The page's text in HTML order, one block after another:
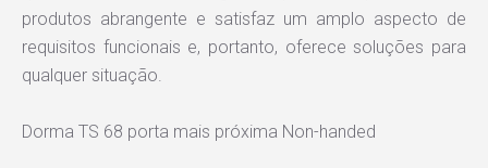
produtos abrangente e satisfaz um amplo aspecto de
requisitos funcionais e, portanto, oferece soluções para
qualquer situação.
Dorma TS 68 porta mais próxima Non-handed